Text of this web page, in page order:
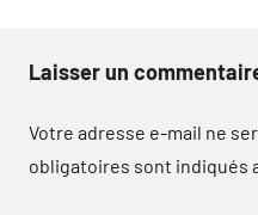
Laisser un
Votre adresse e-mail ne
obligatoires sont indiqués